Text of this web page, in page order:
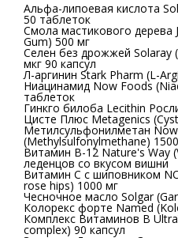
Альфа-липоевая кислота
50 таблеток
Смола мастикового дерева
Gum) 500 мг
Селен без дрожжей Solaray
мкг 90 капсул
Л-аргинин Stark Pharm (L-
Ниацинамид Now Foods
таблеток
Гинкго билоба Lecithin
Цистe Плюс Metagenics
Метилсульфонилметан
(Methylsulfonylmethane)
Витамин B-12 Nature's Way
леденцов со вкусом вишни
Витамин C с шиповником
rose hips) 1000 мг
Чесночное масло Solgar
Колорекс форте Named
Комплекс Витаминов B
complex) 90 капсул